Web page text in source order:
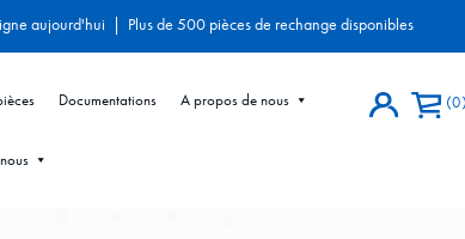
aujourd'hui | Plus de 500 pièces de rechange disponibles
Documentations A propos de nous 0